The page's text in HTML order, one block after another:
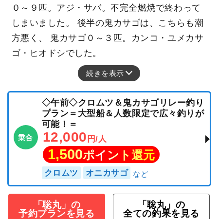
０～９匹。アジ・サバ。不完全燃焼で終わって
しまいました。 後半の鬼カサゴは、こちらも潮
方悪く、 鬼カサゴ０～３匹。カンコ・ユメカサ
ゴ・ヒオドシでした。
続きを表示
乗合
◇午前◇クロムツ＆鬼カサゴリレー釣り
プラン＝大型船＆人数限定で広々釣りが
可能！＝
12,000 円/人
1,500ポイント還元
クロムツ オニカサゴ
「聡丸」の
予約プランを見る
「聡丸」の
全ての釣果を見る